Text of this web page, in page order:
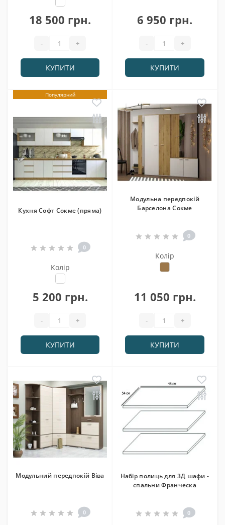
18 500 грн.
- +
КУПИТИ
6 950 грн.
- +
КУПИТИ
Популярний
Кухня Софт Сокме (пряма)
0
Колір
5 200 грн.
- +
КУПИТИ
Модульна передпокій
Барселона Сокме
0
Колір
11 050 грн.
- +
КУПИТИ
Модульний передпокій Віва
0
Набір полиць для 3Д шафи -
спальни Франческа
0